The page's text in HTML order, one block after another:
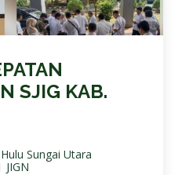
SJIG KAB.
Sungai Utara
JIGN